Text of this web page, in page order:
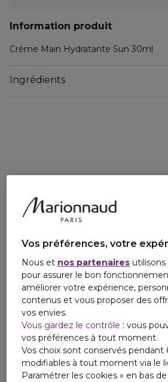
Information produit
Crème Main Hydratante Sun 30ml
Ingrédients
Vos préférences, votre
Nous et nos partenaires
pour assurer le bon
améliorer votre expérience,
contenus et vous proposer des
vos envies.
Vous gardez le contrôle : vous
vos préférences à tout moment.
Vos choix sont conservés pendant
modifiables à tout moment via le
Paramétrer les cookies » en bas